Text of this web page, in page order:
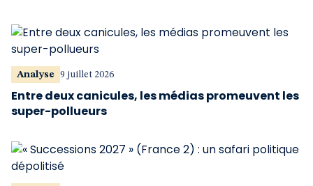
Analyse 9 juillet 2026
Entre deux canicules, les médias promeuvent les
super-pollueurs